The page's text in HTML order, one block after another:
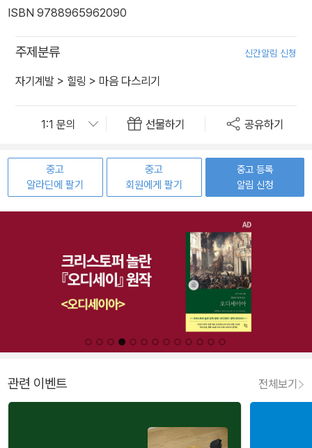
ISBN 9788965962090
주제분류 신간알림 신청
자기계발 > 힐링 > 마음 다스리기
선물하기 공유하기
중고
알라딘에 팔기
중고
회원에게 팔기
중고 등록
알림 신청
관련 이벤트 전체보기